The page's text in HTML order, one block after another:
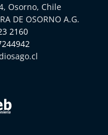
Osorno, Chile
DE OSORNO A.G.
2160